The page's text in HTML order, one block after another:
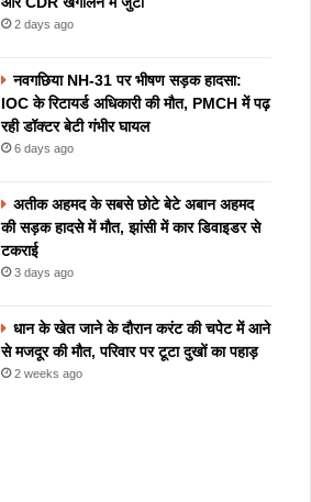
2 days ago
नवगछिया NH-31 पर भीषण सड़क हादसा:
IOC के रिटायर्ड अधिकारी की मौत, PMCH में पढ़
रही डॉक्टर बेटी गंभीर घायल
6 days ago
अतीक अहमद के सबसे छोटे बेटे अबान अहमद
की सड़क हादसे में मौत, झांसी में कार डिवाइडर से
टकराई
3 days ago
धान के खेत जाने के दौरान करंट की चपेट में आने
से मजदूर की मौत, परिवार पर टूटा दुखों का पहाड़
2 weeks ago